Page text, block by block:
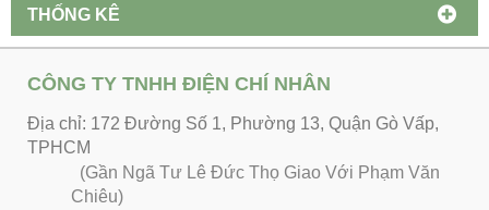
THỐNG KÊ
CÔNG TY TNHH ĐIỆN CHÍ NHÂN
Địa chỉ: 172 Đường Số 1, Phường 13, Quận Gò Vấp,
TPHCM
(Gần Ngã Tư Lê Đức Thọ Giao Với Phạm Văn
Chiêu)